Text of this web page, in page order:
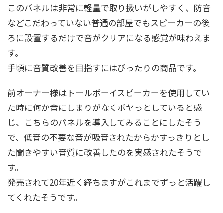
このパネルは非常に軽量で取り扱いがしやすく、防音
などこだわっていない普通の部屋でもスピーカーの後
ろに設置するだけで音がクリアになる感覚が味わえま
す。
手頃に音質改善を目指すにはぴったりの商品です。
前オーナー様はトールボーイスピーカーを使用してい
た時に何か音にしまりがなくボヤっとしていると感
じ、こちらのパネルを導入してみることにしたそう
で、低音の不要な音が吸音されたからかすっきりとし
た聞きやすい音質に改善したのを実感されたそうで
す。
発売されて20年近く経ちますがこれまでずっと活躍し
てくれたそうです。